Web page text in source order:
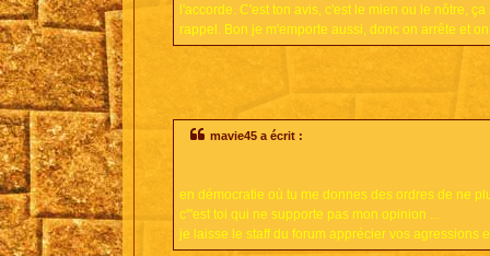
l'accorde. C'est ton avis, c'est le mien ou le nôtre,
rappel. Bon je m'emporte aussi, donc on arrête et
mavie45 a écrit :
en démocratie où tu me donnes des ordres de ne
c'"est toi qui ne supporte pas mon opinion ...
je laisse le staff du forum apprécier vos agressions